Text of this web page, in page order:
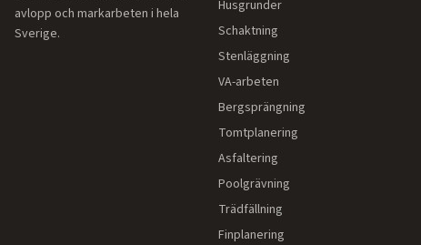
avlopp och markarbeten i hela
Sverige.
Husgrunder
Schaktning
Stenläggning
VA-arbeten
Bergsprängning
Tomtplanering
Asfaltering
Poolgrävning
Trädfällning
Finplanering